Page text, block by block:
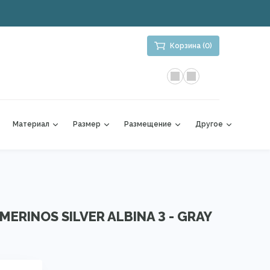
Корзина (0)
Материал Размер Размещение Другое
SILVER ALBINA 3 - GRAY